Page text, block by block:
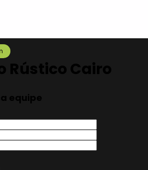
Rústico Cairo
equipe